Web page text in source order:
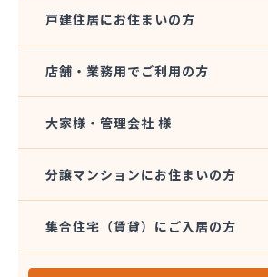
戸建住居にお住まいの方
店舗・業務用でご利用の方
大家様・管理会社 様
分譲マンションにお住まいの方
集合住宅（賃貸）にご入居の方